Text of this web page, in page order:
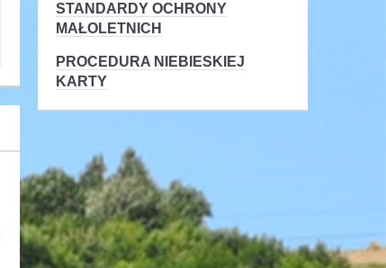
STANDARDY OCHRONY
MAŁOLETNICH
PROCEDURA NIEBIESKIEJ
KARTY